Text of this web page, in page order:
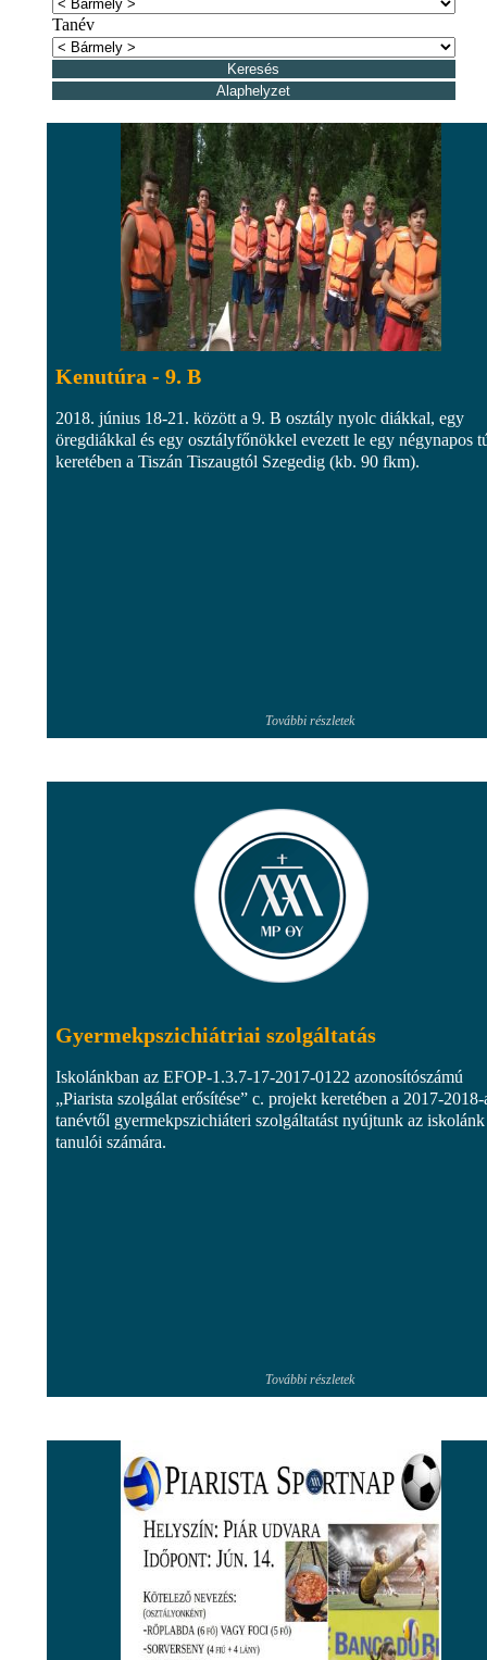
Tanév
Kenutúra - 9. B
2018. június 18-21. között a 9. B osztály nyolc diákkal, egy
öregdiákkal és egy osztályfőnökkel evezett le egy négynapos
keretében a Tiszán Tiszaugtól Szegedig (kb. 90 fkm).
További részletek
Gyermekpszichiátriai szolgáltatás
Iskolánkban az EFOP-1.3.7-17-2017-0122 azonosítószámú
„Piarista szolgálat erősítése” c. projekt keretében a 2017-2018-
tanévtől gyermekpszichiáteri szolgáltatást nyújtunk az iskolánk
tanulói számára.
További részletek